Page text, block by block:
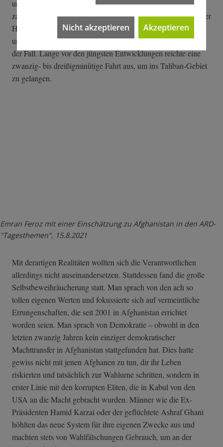
und brutale, nächtliche Razzien verursachten regelmäßig
zahlreiche zivile Opfer in den afghanischen Dörfern. Viele ihrer
Hinterbliebenen schlossen sich den Taliban in irgendeiner Art
und Weise an. Dies war de facto auch vor den Toren Kabuls
der Fall. Lange vor den jüngsten Entwicklungen reichte eine
zwanzig- bis dreißigminütige Fahrt aus, um ins Taliban-Gebiet
zu gelangen.
Emran Feroz mit einer Einschätzung zu Afghanistan in den ARD-
"Tagesthemen", 15.8.2021
Mit derartigen Realitäten wollten sich die Verantwortlichen
allerdings nicht auseinandersetzen. Stattdessen fand die große
Selbstbeweihräucherung statt. Man sprach von den ach so
tollen eigenen Werten und fokussierte sich auf vermeintliche
Errungenschaften, die seit 2001 in Afghanistan errichtet
worden seien. Man sprach von Demokratie – obwohl in den
letzten zwanzig Jahren kein einziger demokratischer
Machttransfer in Afghanistan stattgefunden hat. Dies hatte
gewiss nicht mit jenen Afghanen zu tun, dir ihr Leben
riskierten und tatsächlich zur Wahlurne schritten, sondern in
erster Linie mit den korrupten Eliten, die in Kabul von den
USA an die Macht gebracht wurden. Männer wie die Ex-
Präsidenten Hamid Karzai oder der geflüchtete Ashraf Ghani
höhlten das neue System für ihre eigenen Zwecke aus und
machten stets von Wahlfälschungen Gebrauch, um an der
Nicht akzeptieren Akzeptieren